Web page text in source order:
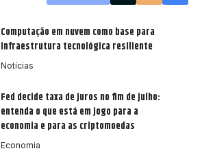
Computação em nuvem como base para
infraestrutura tecnológica resiliente
Notícias
Fed decide taxa de juros no fim de julho:
entenda o que está em jogo para a
economia e para as criptomoedas
Economia